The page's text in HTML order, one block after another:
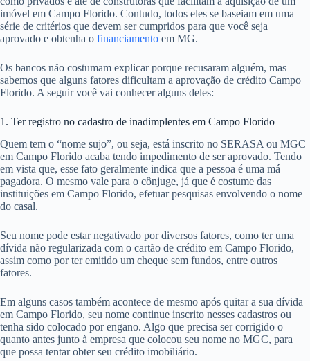
imóvel em Campo Florido. Contudo, todos eles se baseiam em uma
série de critérios que devem ser cumpridos para que você seja
aprovado e obtenha o financiamento em MG.
Os bancos não costumam explicar porque recusaram alguém, mas
sabemos que alguns fatores dificultam a aprovação de crédito Campo
Florido. A seguir você vai conhecer alguns deles:
1. Ter registro no cadastro de inadimplentes em Campo Florido
Quem tem o “nome sujo”, ou seja, está inscrito no SERASA ou MGC
em Campo Florido acaba tendo impedimento de ser aprovado. Tendo
em vista que, esse fato geralmente indica que a pessoa é uma má
pagadora. O mesmo vale para o cônjuge, já que é costume das
instituições em Campo Florido, efetuar pesquisas envolvendo o nome
do casal.
Seu nome pode estar negativado por diversos fatores, como ter uma
dívida não regularizada com o cartão de crédito em Campo Florido,
assim como por ter emitido um cheque sem fundos, entre outros
fatores.
Em alguns casos também acontece de mesmo após quitar a sua dívida
em Campo Florido, seu nome continue inscrito nesses cadastros ou
tenha sido colocado por engano. Algo que precisa ser corrigido o
quanto antes junto à empresa que colocou seu nome no MGC, para
que possa tentar obter seu crédito imobiliário.